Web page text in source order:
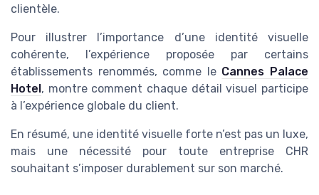
clientèle.
Pour illustrer l’importance d’une identité visuelle
cohérente, l’expérience proposée par certains
établissements renommés, comme le Cannes Palace
Hotel, montre comment chaque détail visuel participe
à l’expérience globale du client.
En résumé, une identité visuelle forte n’est pas un luxe,
mais une nécessité pour toute entreprise CHR
souhaitant s’imposer durablement sur son marché.